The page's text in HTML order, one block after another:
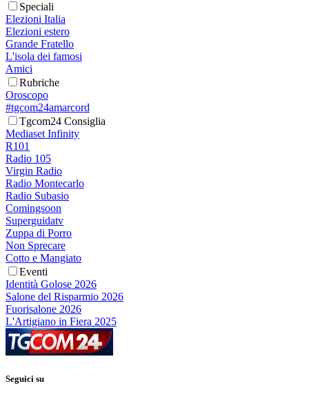
Speciali
Elezioni Italia
Elezioni estero
Grande Fratello
L'isola dei famosi
Amici
Rubriche
Oroscopo
#tgcom24amarcord
Tgcom24 Consiglia
Mediaset Infinity
R101
Radio 105
Virgin Radio
Radio Montecarlo
Radio Subasio
Comingsoon
Superguidatv
Zuppa di Porro
Non Sprecare
Cotto e Mangiato
Eventi
Identità Golose 2026
Salone del Risparmio 2026
Fuorisalone 2026
L'Artigiano in Fiera 2025
Seguici su